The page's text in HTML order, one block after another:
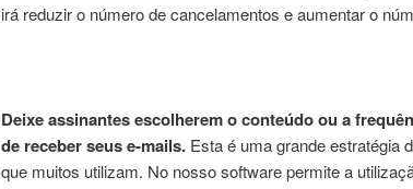
irá reduzir o número de cancelamentos e aumentar o
Deixe assinantes escolherem o conteúdo ou a
de receber seus e-mails.Esta é uma grande estratégia
que muitos utilizam. No nosso software permite a